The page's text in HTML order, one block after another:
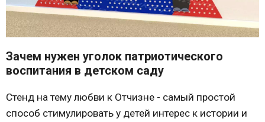
Зачем нужен уголок патриотического
воспитания в детском саду
Стенд на тему любви к Отчизне - самый простой
способ стимулировать у детей интерес к истории и